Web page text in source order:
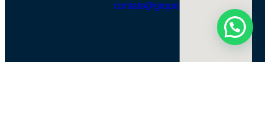
contato@grupobra360.com